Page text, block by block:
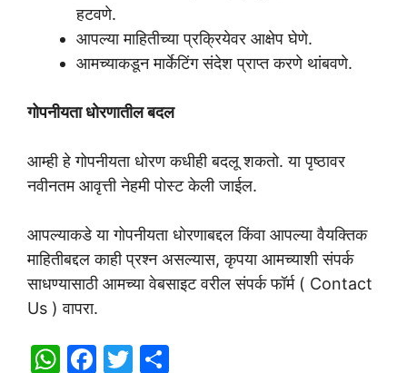
हटवणे.
आपल्या माहितीच्या प्रक्रियेवर आक्षेप घेणे.
आमच्याकडून मार्केटिंग संदेश प्राप्त करणे थांबवणे.
गोपनीयता धोरणातील बदल
आम्ही हे गोपनीयता धोरण कधीही बदलू शकतो. या पृष्ठावर
नवीनतम आवृत्ती नेहमी पोस्ट केली जाईल.
आपल्याकडे या गोपनीयता धोरणाबद्दल किंवा आपल्या वैयक्तिक
माहितीबद्दल काही प्रश्न असल्यास, कृपया आमच्याशी संपर्क
साधण्यासाठी आमच्या वेबसाइट वरील संपर्क फॉर्म ( Contact
Us ) वापरा.
W F
T